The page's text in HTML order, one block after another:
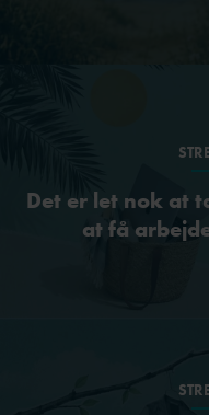
Det er let nok at
at få